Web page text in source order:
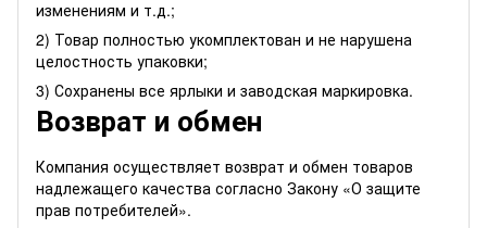
изменениям и т.д.;
2) Товар полностью укомплектован и не нарушена
целостность упаковки;
3) Сохранены все ярлыки и заводская маркировка.
Возврат и обмен
Компания осуществляет возврат и обмен товаров
надлежащего качества согласно Закону «О защите
прав потребителей».